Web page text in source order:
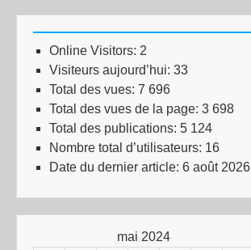
Online Visitors: 2
Visiteurs aujourd’hui: 33
Total des vues: 7 696
Total des vues de la page: 3 698
Total des publications: 5 124
Nombre total d’utilisateurs: 16
Date du dernier article: 6 août 2026
mai 2024